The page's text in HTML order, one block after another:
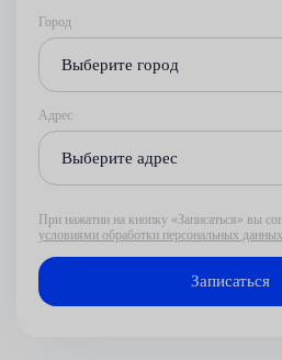
Город
Выберите город
Адрес
Выберите адрес
При нажатии на кнопку «Записаться» вы
условиями обработки персональных данных